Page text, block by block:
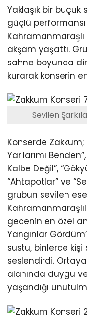
Yaklaşık bir
güçlü performansı
akşam yaşattı.
sahne boyunca
kurarak konserin
Sevilen
Konserde Zakkum;
Yarılarımı
Kalbe Değil”,
“Ahtapotlar” ve
grubun sevilen
gecenin en özel
Yangınlar
sustu, binlerce kişi
seslendirdi.
alanında duygu
yaşandığı